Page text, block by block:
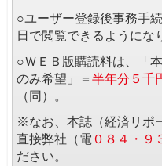
○ユーザー登録後事務手
日で閲覧できるようにな
○ＷＥＢ版購読料は、「
のみ希望」＝ 半年分５千
（同）。
※なお、本誌（経済リポ
直接弊社（電 ０８４・９
ださい。